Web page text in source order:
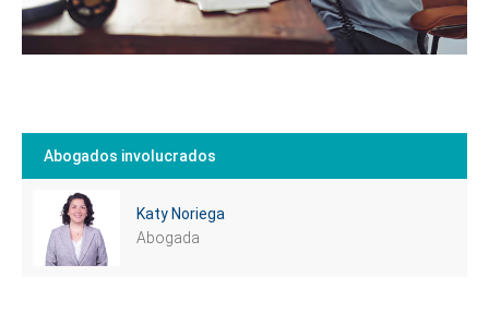
Abogados involucrados
Katy Noriega
Abogada